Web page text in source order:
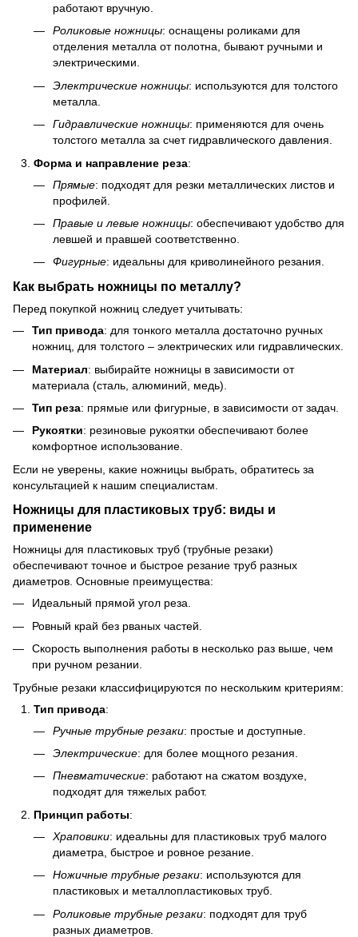
работают вручную.
Роликовые ножницы: оснащены роликами для
отделения металла от полотна, бывают ручными и
электрическими.
Электрические ножницы: используются для толстого
металла.
Гидравлические ножницы: применяются для очень
толстого металла за счет гидравлического давления.
Форма и направление реза:
Прямые: подходят для резки металлических листов и
профилей.
Правые и левые ножницы: обеспечивают удобство для
левшей и правшей соответственно.
Фигурные: идеальны для криволинейного резания.
Как выбрать ножницы по металлу?
Перед покупкой ножниц следует учитывать:
Тип привода: для тонкого металла достаточно ручных
ножниц, для толстого – электрических или гидравлических.
Материал: выбирайте ножницы в зависимости от
материала (сталь, алюминий, медь).
Тип реза: прямые или фигурные, в зависимости от задач.
Рукоятки: резиновые рукоятки обеспечивают более
комфортное использование.
Если не уверены, какие ножницы выбрать, обратитесь за
консультацией к нашим специалистам.
Ножницы для пластиковых труб: виды и
применение
Ножницы для пластиковых труб (трубные резаки)
обеспечивают точное и быстрое резание труб разных
диаметров. Основные преимущества:
Идеальный прямой угол реза.
Ровный край без рваных частей.
Скорость выполнения работы в несколько раз выше, чем
при ручном резании.
Трубные резаки классифицируются по нескольким критериям:
Тип привода:
Ручные трубные резаки: простые и доступные.
Электрические: для более мощного резания.
Пневматические: работают на сжатом воздухе,
подходят для тяжелых работ.
Принцип работы:
Храповики: идеальны для пластиковых труб малого
диаметра, быстрое и ровное резание.
Ножичные трубные резаки: используются для
пластиковых и металлопластиковых труб.
Роликовые трубные резаки: подходят для труб
разных диаметров.